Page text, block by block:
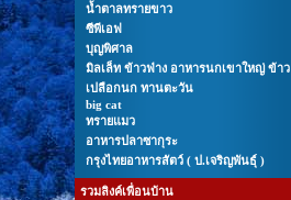
นํ้าตาลทรายขาว
ซีพีเอฟ
บุญพิศาล
มิลเล็ท ข้าวฟ่าง อาหารนกเขาใหญ่ ข้าว
เปลือกนก ทานตะวัน
big cat
ทรายแมว
อาหารปลาซากุระ
กรุงไทยอาหารสัตว์ ( ป.เจริญพันธุ์ )
รวมลิงค์เพื่อนบ้าน